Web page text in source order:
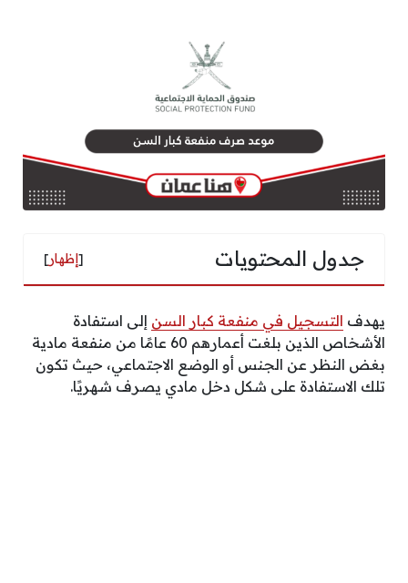
جدول المحتويات [إظهار]
يهدف التسجيل في منفعة كبار السن إلى استفادة
الأشخاص الذين بلغت أعمارهم 60 عامًا من منفعة مادية
بغض النظر عن الجنس أو الوضع الاجتماعي، حيث تكون
تلك الاستفادة على شكل دخل مادي يصرف شهريًا.